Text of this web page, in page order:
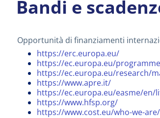
Bandi e
Opportunità di finanziamenti
https://erc.europa.eu/
https://ec.europa.eu/
https://ec.europa.eu/research/
https://www.apre.it/
https://ec.europa.eu/easme/en/
https://www.hfsp.org/
https://www.cost.eu/who-we-